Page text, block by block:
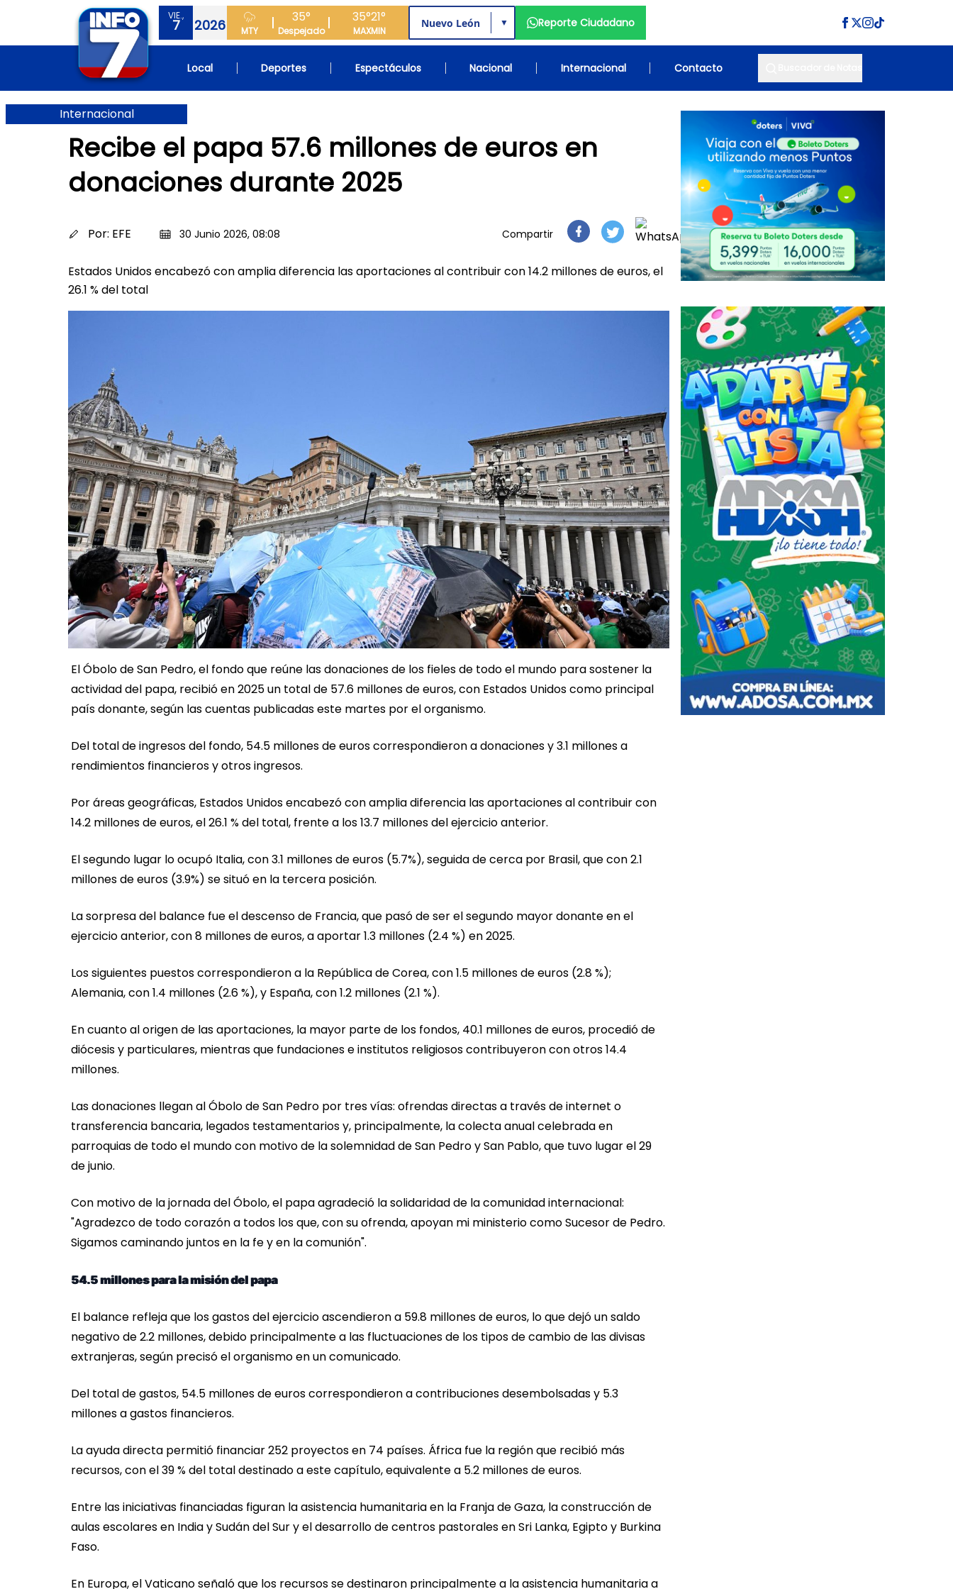
VIE.,
7 2026 MTY
35°
Despejado
35°
MAX
21°
MIN
▼ Reporte Ciudadano
Local Deportes Espectáculos Nacional Internacional Contacto
Internacional
Recibe el papa 57.6 millones de euros en
donaciones durante 2025
Por: EFE 30 Junio 2026, 08:08 Compartir
Estados Unidos encabezó con amplia diferencia las aportaciones al contribuir con 14.2 millones de euros, el
26.1 % del total
El Óbolo de San Pedro, el fondo que reúne las donaciones de los fieles de todo el mundo para sostener la
actividad del papa, recibió en 2025 un total de 57.6 millones de euros, con Estados Unidos como principal
país donante, según las cuentas publicadas este martes por el organismo.
Del total de ingresos del fondo, 54.5 millones de euros correspondieron a donaciones y 3.1 millones a
rendimientos financieros y otros ingresos.
Por áreas geográficas, Estados Unidos encabezó con amplia diferencia las aportaciones al contribuir con
14.2 millones de euros, el 26.1 % del total, frente a los 13.7 millones del ejercicio anterior.
El segundo lugar lo ocupó Italia, con 3.1 millones de euros (5.7%), seguida de cerca por Brasil, que con 2.1
millones de euros (3.9%) se situó en la tercera posición.
La sorpresa del balance fue el descenso de Francia, que pasó de ser el segundo mayor donante en el
ejercicio anterior, con 8 millones de euros, a aportar 1.3 millones (2.4 %) en 2025.
Los siguientes puestos correspondieron a la República de Corea, con 1.5 millones de euros (2.8 %);
Alemania, con 1.4 millones (2.6 %), y España, con 1.2 millones (2.1 %).
En cuanto al origen de las aportaciones, la mayor parte de los fondos, 40.1 millones de euros, procedió de
diócesis y particulares, mientras que fundaciones e institutos religiosos contribuyeron con otros 14.4
millones.
Las donaciones llegan al Óbolo de San Pedro por tres vías: ofrendas directas a través de internet o
transferencia bancaria, legados testamentarios y, principalmente, la colecta anual celebrada en
parroquias de todo el mundo con motivo de la solemnidad de San Pedro y San Pablo, que tuvo lugar el 29
de junio.
Con motivo de la jornada del Óbolo, el papa agradeció la solidaridad de la comunidad internacional:
"Agradezco de todo corazón a todos los que, con su ofrenda, apoyan mi ministerio como Sucesor de Pedro.
Sigamos caminando juntos en la fe y en la comunión".
54.5 millones para la misión del papa
El balance refleja que los gastos del ejercicio ascendieron a 59.8 millones de euros, lo que dejó un saldo
negativo de 2.2 millones, debido principalmente a las fluctuaciones de los tipos de cambio de las divisas
extranjeras, según precisó el organismo en un comunicado.
Del total de gastos, 54.5 millones de euros correspondieron a contribuciones desembolsadas y 5.3
millones a gastos financieros.
La ayuda directa permitió financiar 252 proyectos en 74 países. África fue la región que recibió más
recursos, con el 39 % del total destinado a este capítulo, equivalente a 5.2 millones de euros.
Entre las iniciativas financiadas figuran la asistencia humanitaria en la Franja de Gaza, la construcción de
aulas escolares en India y Sudán del Sur y el desarrollo de centros pastorales en Sri Lanka, Egipto y Burkina
Faso.
En Europa, el Vaticano señaló que los recursos se destinaron principalmente a la asistencia humanitaria a